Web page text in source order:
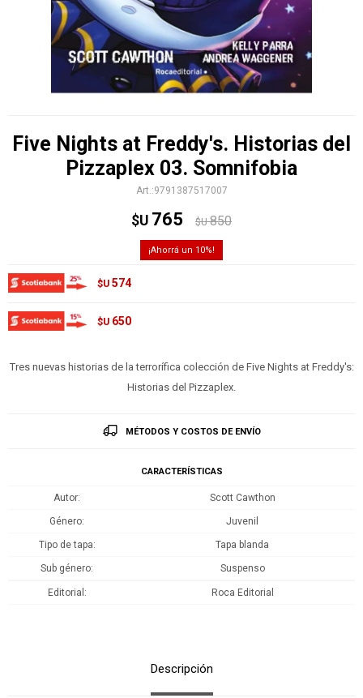
Five Nights at Freddy's. Historias del
Pizzaplex 03. Somnifobia
9791387517007
$U 765 $U 850
10
$U 574
$U 650
Tres nuevas historias de la terrorífica colección de Five Nights at Freddy's:
Historias del Pizzaplex.
MÉTODOS Y COSTOS DE ENVÍO
CARACTERÍSTICAS
Autor Scott Cawthon
Género Juvenil
Tipo de tapa Tapa blanda
Sub género Suspenso
Editorial Roca Editorial
Descripción